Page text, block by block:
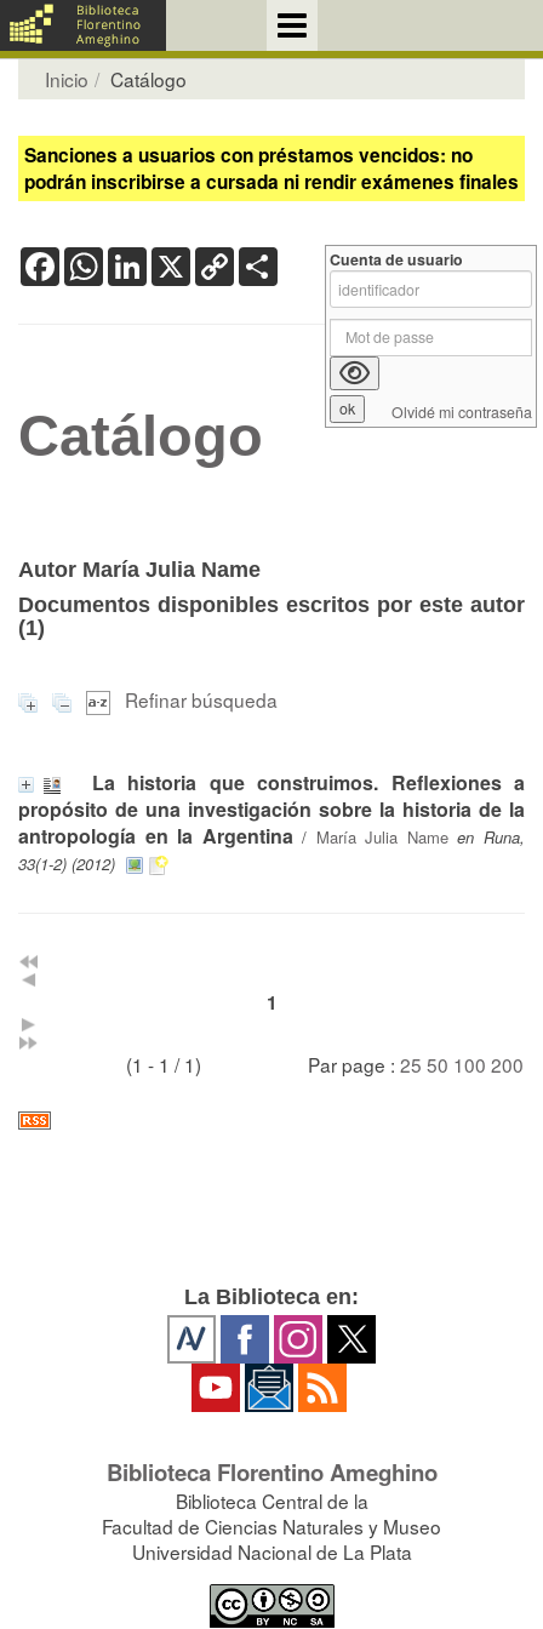
Inicio Catálogo
Sanciones a usuarios con préstamos vencidos: no
podrán inscribirse a cursada ni rendir exámenes finales
FacebookWhatsApp
LinkedIn
X Copy
Link
Catálogo
Autor María Julia Name
Documentos disponibles escritos por este autor
(1)
Refinar búsqueda
La historia que construimos. Reflexiones a
propósito de una investigación sobre la historia de la
antropología en la Argentina/ María Julia Name en Runa,
33(1-2) (2012)
1
(1 - 1 / 1) Par page : 25 50 100 200
Cuenta de usuario
Olvidé mi contraseña
La Biblioteca en:
Biblioteca Florentino Ameghino
Biblioteca Central de la
Facultad de Ciencias Naturales y Museo
Universidad Nacional de La Plata